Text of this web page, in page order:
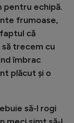
pentru echipă.
frumoase,
că
să trecem cu
îmbrac
plăcut şi o
să-l rogi